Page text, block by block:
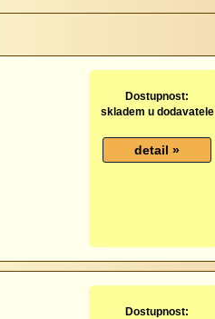
Dostupnost:
skladem u dodavatele
Dostupnost: